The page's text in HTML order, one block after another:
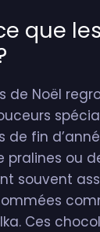
que
de Noël
fin
pralines ou
souvent
Ces